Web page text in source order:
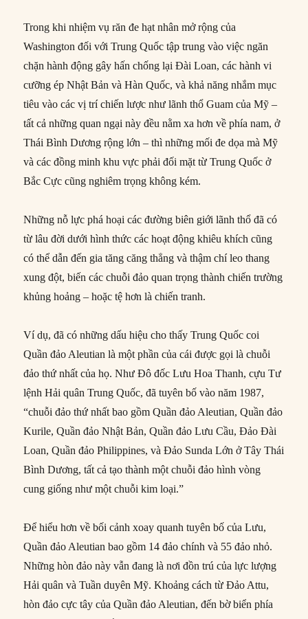
Trong khi nhiệm vụ răn đe hạt nhân mở rộng của
Washington đối với Trung Quốc tập trung vào việc ngăn
chặn hành động gây hấn chống lại Đài Loan, các hành vi
cưỡng ép Nhật Bản và Hàn Quốc, và khả năng nhắm mục
tiêu vào các vị trí chiến lược như lãnh thổ Guam của Mỹ –
tất cả những quan ngại này đều nằm xa hơn về phía nam, ở
Thái Bình Dương rộng lớn – thì những mối đe dọa mà Mỹ
và các đồng minh khu vực phải đối mặt từ Trung Quốc ở
Bắc Cực cũng nghiêm trọng không kém.
Những nỗ lực phá hoại các đường biên giới lãnh thổ đã có
từ lâu đời dưới hình thức các hoạt động khiêu khích cũng
có thể dẫn đến gia tăng căng thẳng và thậm chí leo thang
xung đột, biến các chuỗi đảo quan trọng thành chiến trường
khủng hoảng – hoặc tệ hơn là chiến tranh.
Ví dụ, đã có những dấu hiệu cho thấy Trung Quốc coi
Quần đảo Aleutian là một phần của cái được gọi là chuỗi
đảo thứ nhất của họ. Như Đô đốc Lưu Hoa Thanh, cựu Tư
lệnh Hải quân Trung Quốc, đã tuyên bố vào năm 1987,
“chuỗi đảo thứ nhất bao gồm Quần đảo Aleutian, Quần đảo
Kurile, Quần đảo Nhật Bản, Quần đảo Lưu Cầu, Đảo Đài
Loan, Quần đảo Philippines, và Đảo Sunda Lớn ở Tây Thái
Bình Dương, tất cả tạo thành một chuỗi đảo hình vòng
cung giống như một chuỗi kim loại.”
Để hiểu hơn về bối cảnh xoay quanh tuyên bố của Lưu,
Quần đảo Aleutian bao gồm 14 đảo chính và 55 đảo nhỏ.
Những hòn đảo này vẫn đang là nơi đồn trú của lực lượng
Hải quân và Tuần duyên Mỹ. Khoảng cách từ Đảo Attu,
hòn đảo cực tây của Quần đảo Aleutian, đến bờ biển phía